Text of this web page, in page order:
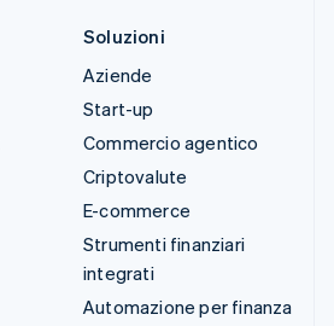
Soluzioni
Aziende
Start-up
Commercio agentico
Criptovalute
E-commerce
Strumenti finanziari
integrati
Automazione per finanza